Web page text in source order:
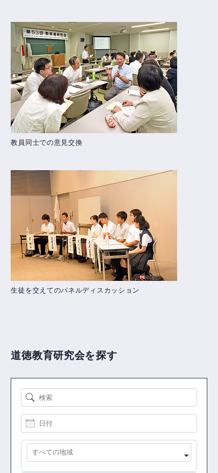
教員同士での意見交換
生徒を交えてのパネルディスカッション
道徳教育研究会を探す
検索
日付
地域